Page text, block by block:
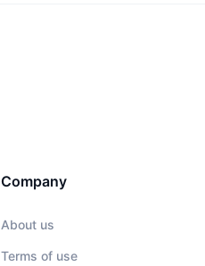
Company
About us
Terms of use